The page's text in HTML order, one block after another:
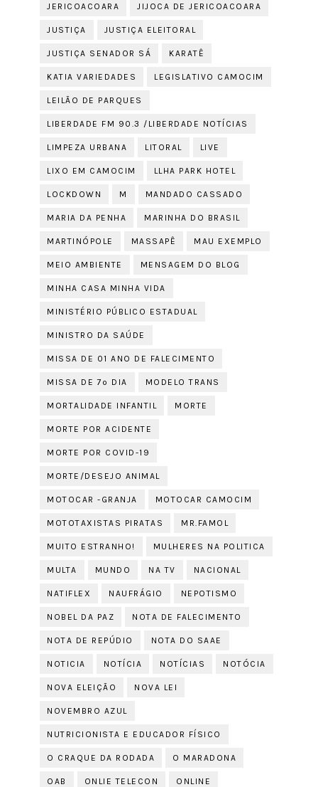
JERICOACOARA JIJOCA DE JERICOACOARA
JUSTIÇA JUSTIÇA ELEITORAL
JUSTIÇA SENADOR SÁ KARATÊ
KATIA VARIEDADES LEGISLATIVO CAMOCIM
LEILÃO DE PARQUES
LIBERDADE FM 90.3 /LIBERDADE NOTÍCIAS
LIMPEZA URBANA LITORAL LIVE
LIXO EM CAMOCIM LLHA PARK HOTEL
LOCKDOWN M MANDADO CASSADO
MARIA DA PENHA MARINHA DO BRASIL
MARTINÓPOLE MASSAPÊ MAU EXEMPLO
MEIO AMBIENTE MENSAGEM DO BLOG
MINHA CASA MINHA VIDA
MINISTÉRIO PÚBLICO ESTADUAL
MINISTRO DA SAÚDE
MISSA DE 01 ANO DE FALECIMENTO
MISSA DE 7º DIA MODELO TRANS
MORTALIDADE INFANTIL MORTE
MORTE POR ACIDENTE
MORTE POR COVID-19
MORTE/DESEJO ANIMAL
MOTOCAR -GRANJA MOTOCAR CAMOCIM
MOTOTAXISTAS PIRATAS MR.FAMOL
MUITO ESTRANHO! MULHERES NA POLITICA
MULTA MUNDO NA TV NACIONAL
NATIFLEX NAUFRÁGIO NEPOTISMO
NOBEL DA PAZ NOTA DE FALECIMENTO
NOTA DE REPÚDIO NOTA DO SAAE
NOTICIA NOTÍCIA NOTÍCIAS NOTÓCIA
NOVA ELEIÇÃO NOVA LEI
NOVEMBRO AZUL
NUTRICIONISTA E EDUCADOR FÍSICO
O CRAQUE DA RODADA O MARADONA
OAB ONLIE TELECON ONLINE